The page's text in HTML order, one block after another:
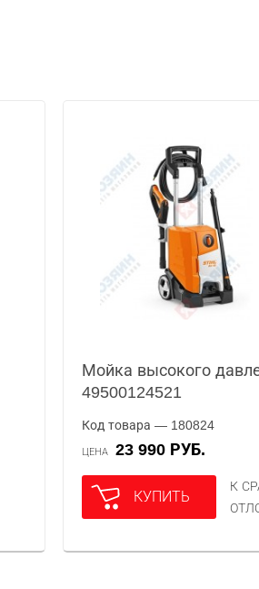
Мойка высокого
49500124521
Код товара — 180824
ЦЕНА 23 990 РУБ.
КУПИТЬ
К